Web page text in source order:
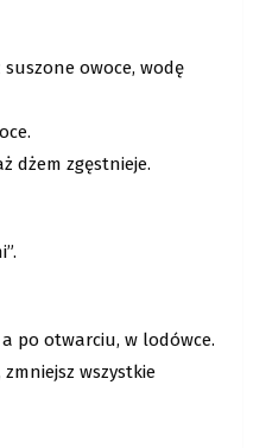
owoce, wodę
dżem zgęstnieje.
po otwarciu, w lodówce.
wszystkie